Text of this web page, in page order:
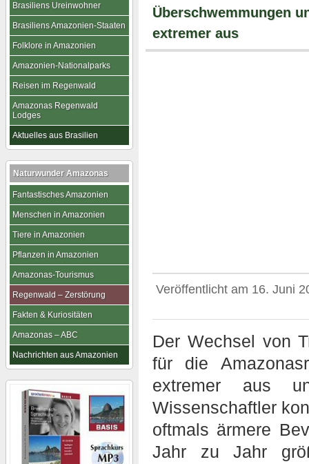
Überschwemmungen
extremer aus
Veröffentlicht am 16. Juni
Der Wechsel von
für die
extremer aus
Wissenschaftler
oftmals ärmere
Jahr zu Jahr
Brasiliens Ureinwohner
Brasiliens Amazonien-Staaten
Folklore in Amazonien
Amazonien-Nationalparks
Reisen im Regenwald
Amazonas Regenwald
Lodges
Aktuelles aus Brasilien
Naturwunder Amazonas
Fantastisches Amazonien
Menschen in Amazonien
Tiere in Amazonien
Pflanzen in Amazonien
Amazonas-Tourismus
Regenwald – Zerstörung
Fakten & Kuriositäten
Amazonas – ABC
Nachrichten aus Amazonien